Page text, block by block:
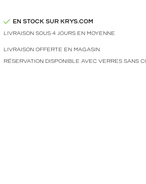
EN STOCK SUR KRYS.COM
LIVRAISON SOUS 4 JOURS EN MOYENNE
LIVRAISON OFFERTE EN MAGASIN
RÉSERVATION DISPONIBLE AVEC VERRES SANS